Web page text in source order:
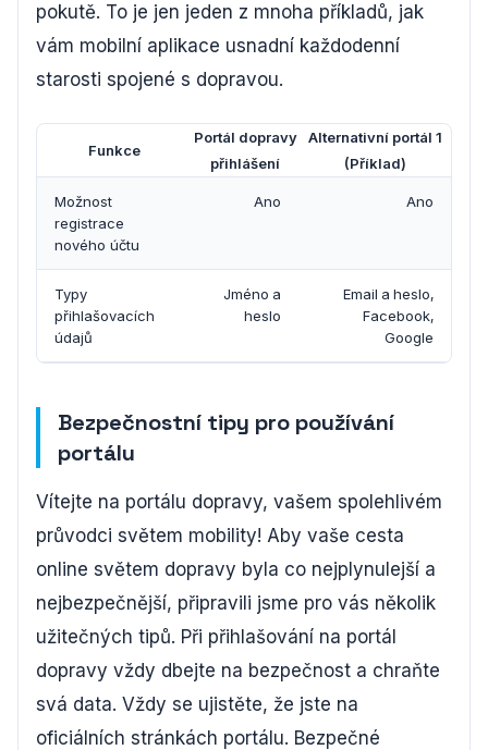
pokutě. To je jen jeden z mnoha příkladů, jak
vám mobilní aplikace usnadní každodenní
starosti spojené s dopravou.
Funkce
Portál dopravy
přihlášení
Alternativní portál 1
(Příklad)
Možnost
registrace
nového účtu
Ano Ano
Typy
přihlašovacích
údajů
Jméno a
heslo
Email a heslo,
Facebook,
Google
Bezpečnostní tipy pro používání
portálu
Vítejte na portálu dopravy, vašem spolehlivém
průvodci světem mobility! Aby vaše cesta
online světem dopravy byla co nejplynulejší a
nejbezpečnější, připravili jsme pro vás několik
užitečných tipů. Při přihlašování na portál
dopravy vždy dbejte na bezpečnost a chraňte
svá data. Vždy se ujistěte, že jste na
oficiálních stránkách portálu. Bezpečné